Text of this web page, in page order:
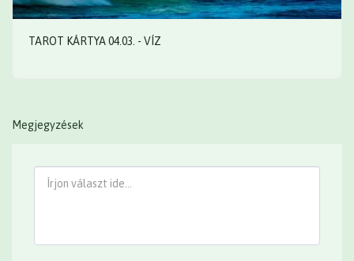
TAROT KÁRTYA 04.03. - VÍZ
Megjegyzések